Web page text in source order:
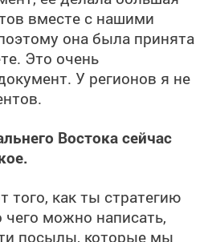
вместе с нашими
она была принята
Это очень
У регионов я не
Востока сейчас
того, как ты стратегию
можно написать,
посылы, которые мы